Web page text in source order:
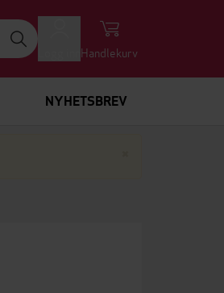
Handlekurv
NYHETSBREV